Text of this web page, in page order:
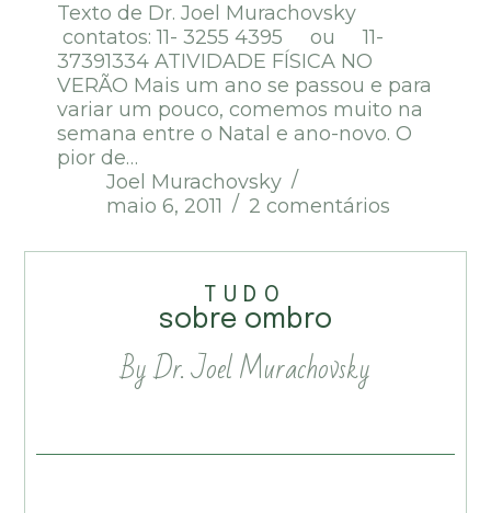
Texto de Dr. Joel Murachovsky
contatos: 11- 3255 4395 ou 11-
37391334 ATIVIDADE FÍSICA NO
VERÃO Mais um ano se passou e para
variar um pouco, comemos muito na
semana entre o Natal e ano-novo. O
pior de…
Joel Murachovsky
maio 6, 2011
2 comentários
TUDO
sobre ombro
By Dr. Joel Murachovsky